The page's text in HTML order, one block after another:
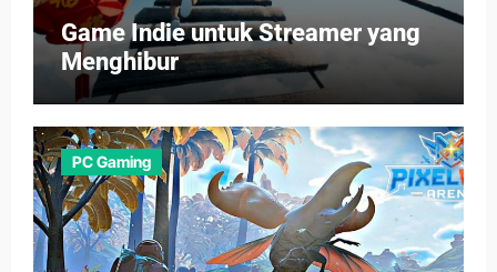
Game Indie untuk Streamer yang
Menghibur
PC Gaming